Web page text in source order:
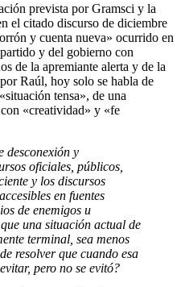
prevista por Gramsci y la
el citado discurso de diciembre
y cuenta nueva» ocurrido en
y del gobierno con
de la apremiante alerta y de la
Raúl, hoy solo se habla de
tensa», de una
«creatividad» y «fe
desconexión y
oficiales, públicos,
y los discursos
en fuentes
de enemigos u
una situación actual de
terminal, sea menos
resolver que cuando esa
pero no se evitó?